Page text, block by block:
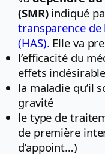
(SMR)indiqué
transparence
(HAS). Elle va
l’efficacité du
effets
la maladie qu’il
gravité
le type de
de première
d’appoint…)